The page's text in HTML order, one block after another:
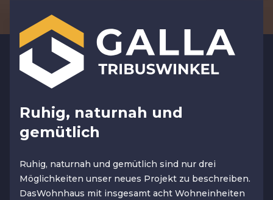
Ruhig, naturnah und
gemütlich
Ruhig, naturnah und gemütlich sind nur drei
Möglichkeiten unser neues Projekt zu beschreiben.
DasWohnhaus mit insgesamt acht Wohneinheiten